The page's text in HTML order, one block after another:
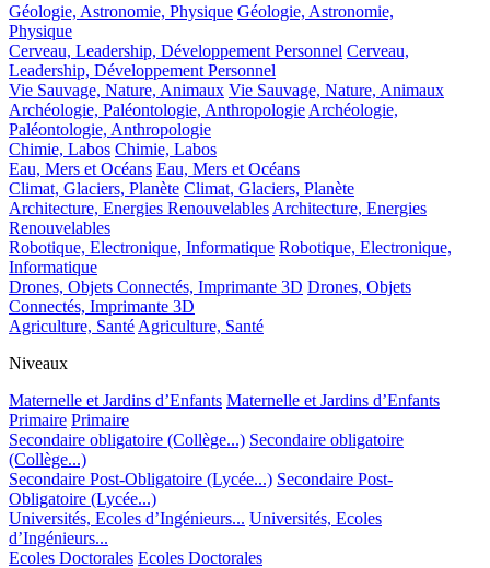
Géologie, Astronomie, Physique Géologie, Astronomie,
Physique
Cerveau, Leadership, Développement Personnel Cerveau,
Leadership, Développement Personnel
Vie Sauvage, Nature, Animaux Vie Sauvage, Nature, Animaux
Archéologie, Paléontologie, Anthropologie Archéologie,
Paléontologie, Anthropologie
Chimie, Labos Chimie, Labos
Eau, Mers et Océans Eau, Mers et Océans
Climat, Glaciers, Planète Climat, Glaciers, Planète
Architecture, Energies Renouvelables Architecture, Energies
Renouvelables
Robotique, Electronique, Informatique Robotique, Electronique,
Informatique
Drones, Objets Connectés, Imprimante 3D Drones, Objets
Connectés, Imprimante 3D
Agriculture, Santé Agriculture, Santé
Niveaux
Maternelle et Jardins d’Enfants Maternelle et Jardins d’Enfants
Primaire Primaire
Secondaire obligatoire (Collège...) Secondaire obligatoire
(Collège...)
Secondaire Post-Obligatoire (Lycée...) Secondaire Post-
Obligatoire (Lycée...)
Universités, Ecoles d’Ingénieurs... Universités, Ecoles
d’Ingénieurs...
Ecoles Doctorales Ecoles Doctorales